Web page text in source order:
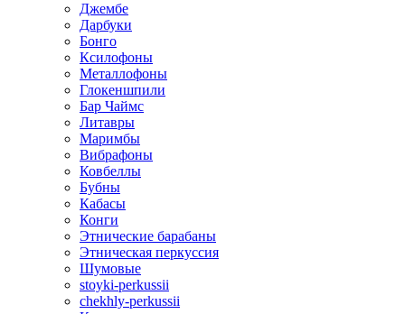
Джембе
Дарбуки
Бонго
Ксилофоны
Металлофоны
Глокеншпили
Бар Чаймс
Литавры
Маримбы
Вибрафоны
Ковбеллы
Бубны
Кабасы
Конги
Этнические барабаны
Этническая перкуссия
Шумовые
stoyki-perkussii
chekhly-perkussii